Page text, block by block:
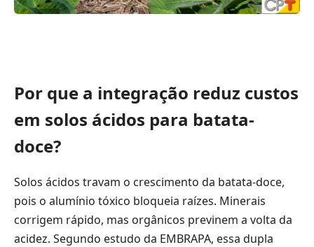
Por que a integração reduz custos
em solos ácidos para batata-
doce?
Solos ácidos travam o crescimento da batata-doce,
pois o alumínio tóxico bloqueia raízes. Minerais
corrigem rápido, mas orgânicos previnem a volta da
acidez. Segundo estudo da EMBRAPA, essa dupla